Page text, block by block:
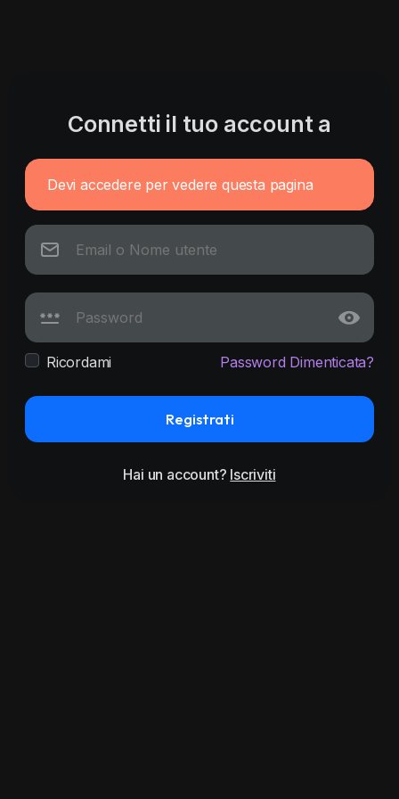
Connetti il tuo account a
Devi accedere per vedere questa pagina
Ricordami Password Dimenticata?
Registrati
Hai un account? Iscriviti